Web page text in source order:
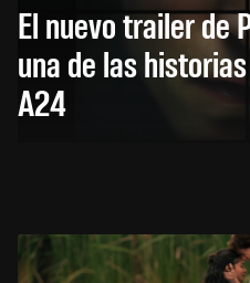
El nuevo trailer de
una de las
A24